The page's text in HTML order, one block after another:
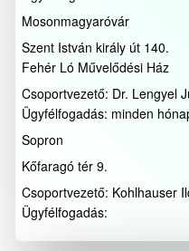
Mosonmagyaróvár
Szent István király út 140.
Fehér Ló Művelődési Ház
Csoportvezető: Dr. Lengyel
Ügyfélfogadás: minden
Sopron
Kőfaragó tér 9.
Csoportvezető: Kohlhauser
Ügyfélfogadás: